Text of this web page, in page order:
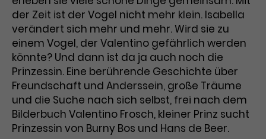
Anbieter TYPO3
Laufzeit 1 Monat
Zweck
Enthält die gewählten Tracking-
Optin-Einstellungen.
Zweck
und die Nutzung der Website für
den Analysebericht der Website zu
verfolgen. Die Cookies speichern
Informationen anonym und weisen
eine zufallsgenerierte Nummer zu,
um Besuche zu erkennen.
Name _gid
Anbieter Google Ads
Laufzeit 3 Monate
Zweck
Wird von Google verwendet, um
die Effizienz von Werbeanzeigen zu
messen und Conversions zu
speichern. Dieses Cookie hilft dabei
nachzuvollziehen, ob Nutzer über
der Zeit ist der Vogel nicht mehr klein. Isabella
verändert sich mehr und mehr. Wird sie zu
einem Vogel, der Valentino gefährlich werden
könnte? Und dann ist da ja auch noch die
Prinzessin. Eine berührende Geschichte über
Freundschaft und Anderssein, große Träume
und die Suche nach sich selbst, frei nach dem
Bilderbuch Valentino Frosch, kleiner Prinz sucht
Prinzessin von Burny Bos und Hans de Beer.